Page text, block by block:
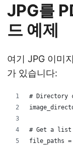
JPG를
드 예제
여기 JPG 이미
가 있습니다:
# Directory
# Get a
file_paths